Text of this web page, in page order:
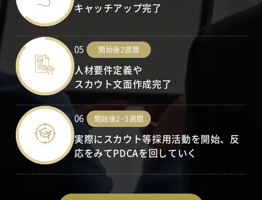
キャッチアップ完了
05 開始後2週間
人材要件定義や
スカウト文面作成完了
06 開始後2~3週間
実際にスカウト等採用活動を開始、反
応をみてPDCAを回していく